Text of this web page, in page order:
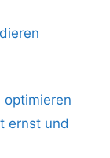
optimieren
ernst und